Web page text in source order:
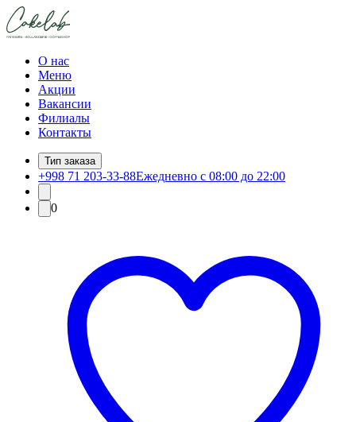
О нас
Меню
Акции
Вакансии
Филиалы
Контакты
Тип заказа
+998 71 203-33-88Ежедневно с 08:00 до 22:00
0